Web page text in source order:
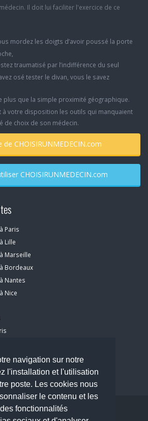
navigation sur notre
l'installation et l'utilisation
poste. Les cookies nous
le contenu et les
fonctionnalités
Il doit lui faciliter l'exercice de ce
mordez les doigts d’avoir poussé la porte
traumatisé par l’indifférence du seul
osé tester le divan, vous le savez
plus que la simple proximité géographique.
à votre disposition les outils qui manquaient
de choix de son médecin.
Le rôle de CHOISIRUNMEDECIN.com
Quand utiliser CHOISIRUNMEDECIN.com
Paris
Lille
Marseille
Bordeaux
Nantes
Nice
Reserved.